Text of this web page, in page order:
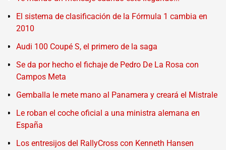
El sistema de clasificación de la Fórmula 1 cambia en
2010
Audi 100 Coupé S, el primero de la saga
Se da por hecho el fichaje de Pedro De La Rosa con
Campos Meta
Gemballa le mete mano al Panamera y creará el Mistrale
Le roban el coche oficial a una ministra alemana en
España
Los entresijos del RallyCross con Kenneth Hansen